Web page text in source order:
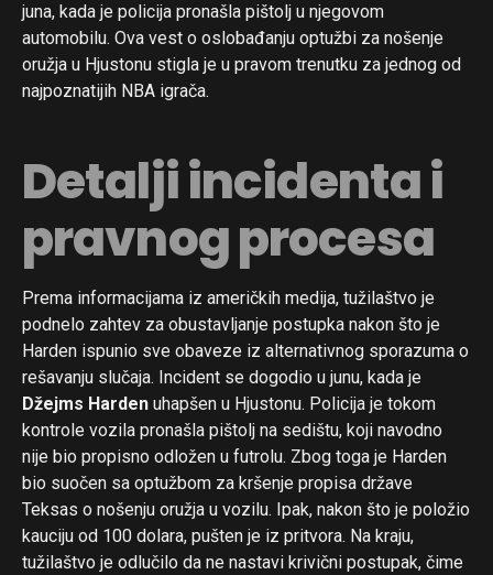
juna, kada je policija pronašla pištolj u njegovom
automobilu. Ova vest o oslobađanju optužbi za nošenje
oružja u Hjustonu stigla je u pravom trenutku za jednog od
najpoznatijih NBA igrača.
Detalji incidenta i
pravnog procesa
Prema informacijama iz američkih medija, tužilaštvo je
podnelo zahtev za obustavljanje postupka nakon što je
Harden ispunio sve obaveze iz alternativnog sporazuma o
rešavanju slučaja. Incident se dogodio u junu, kada je
Džejms Harden uhapšen u Hjustonu. Policija je tokom
kontrole vozila pronašla pištolj na sedištu, koji navodno
nije bio propisno odložen u futrolu. Zbog toga je Harden
bio suočen sa optužbom za kršenje propisa države
Teksas o nošenju oružja u vozilu. Ipak, nakon što je položio
kauciju od 100 dolara, pušten je iz pritvora. Na kraju,
tužilaštvo je odlučilo da ne nastavi krivični postupak, čime